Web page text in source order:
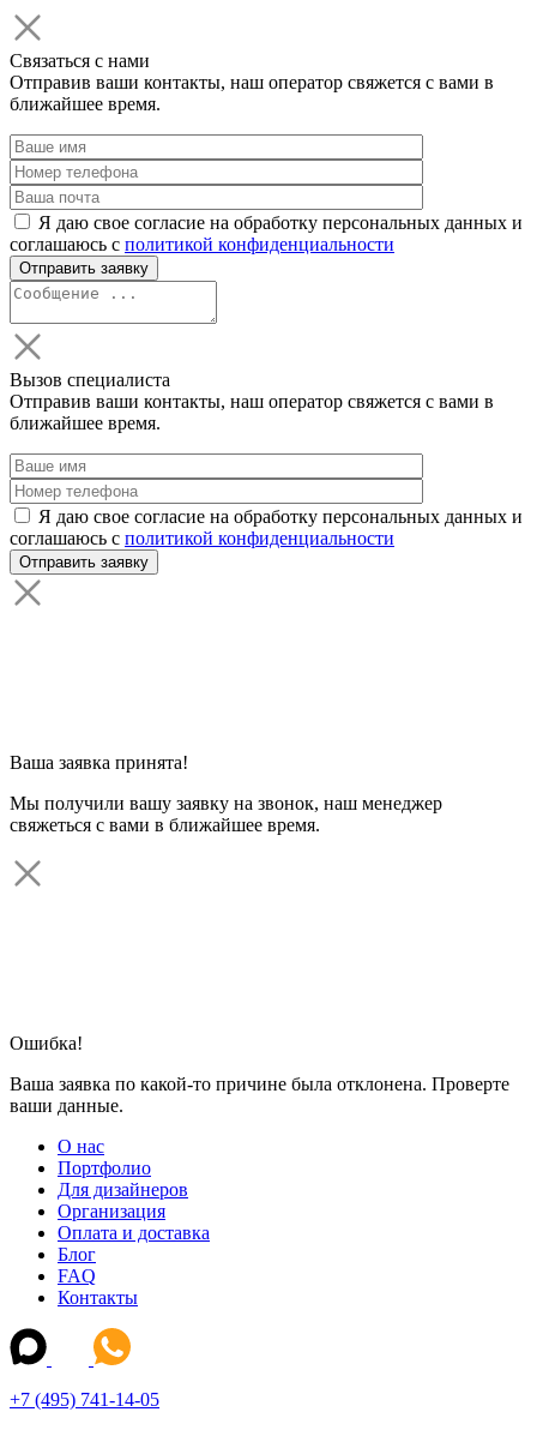
Связаться с нами
Отправив ваши контакты, наш оператор свяжется с вами в
ближайшее время.
Я даю свое согласие на обработку персональных данных и
соглашаюсь с политикой конфиденциальности
Вызов специалиста
Отправив ваши контакты, наш оператор свяжется с вами в
ближайшее время.
Я даю свое согласие на обработку персональных данных и
соглашаюсь с политикой конфиденциальности
Ваша заявка принята!
Мы получили вашу заявку на звонок, наш менеджер
свяжеться с вами в ближайшее время.
Ошибка!
Ваша заявка по какой-то причине была отклонена. Проверте
ваши данные.
О нас
Портфолио
Для дизайнеров
Организация
Оплата и доставка
Блог
FAQ
Контакты
+7 (495) 741-14-05